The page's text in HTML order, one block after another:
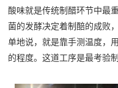
酸味就是传统制醋环节中最
菌的发酵决定着制醅的成败
单地说，就是靠手测温度，
的程度。这道工序是最考验